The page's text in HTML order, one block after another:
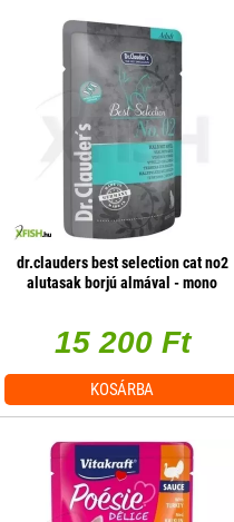
dr.clauders best selection cat no2
alutasak borjú almával - mono
15 200 Ft
KOSÁRBA